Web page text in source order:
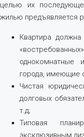
целью их
жилью предъявляется
Квартира
однокомнатные
города, имеющие
Чистая
долговых
т.д;
Типовая
эксклюзивным